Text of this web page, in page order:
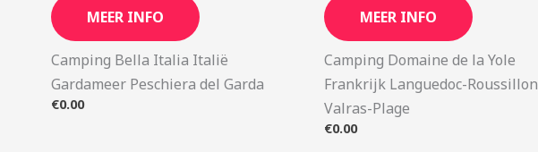
MEER INFO
Camping Bella Italia Italië
Gardameer Peschiera del Garda
€0.00
MEER INFO
Camping Domaine de la Yole
Frankrijk Languedoc-Roussillon
Valras-Plage
€0.00